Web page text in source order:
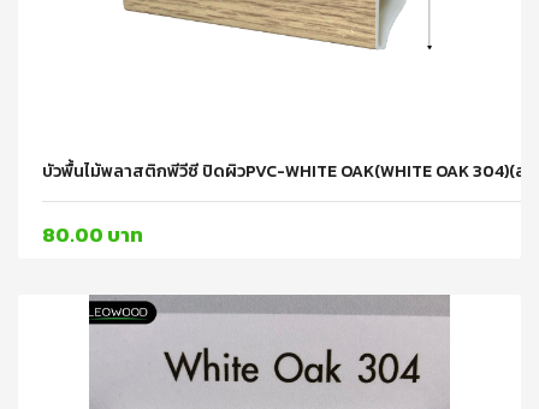
บัวพื้นไม้พลาสติกพีวีซี ปิดผิวPVC-WHITE OAK(WHITE OAK 304)(ล
80.00 บาท